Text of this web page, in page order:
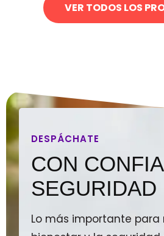
VER TODOS LOS
DESPÁCHATE
CON
SEGURIDAD
Lo más importante para